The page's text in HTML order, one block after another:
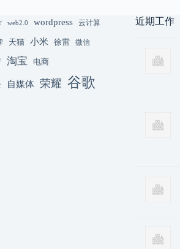
web2.0 wordpress 云计算
天猫 小米 徐雷 微信
淘宝 电商
自媒体 荣耀 谷歌
近期工作